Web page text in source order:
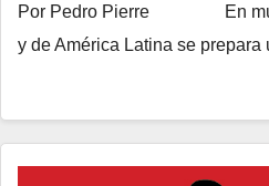
Por Pedro Pierre En
y de América Latina se